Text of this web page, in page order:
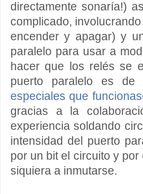
directamente sonaría!)
complicado,
encender y apagar) y
paralelo para usar a
hacer que los relés se
puerto paralelo es
especiales que
gracias a la
experiencia soldando
intensidad del puerto
por un bit el circuito y
siquiera a inmutarse.